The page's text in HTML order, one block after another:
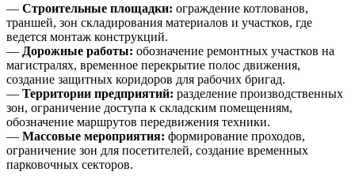
— Строительные площадки: ограждение котлованов,
траншей, зон складирования материалов и участков, где
ведется монтаж конструкций.
— Дорожные работы: обозначение ремонтных участков на
магистралях, временное перекрытие полос движения,
создание защитных коридоров для рабочих бригад.
— Территории предприятий: разделение производственных
зон, ограничение доступа к складским помещениям,
обозначение маршрутов передвижения техники.
— Массовые мероприятия: формирование проходов,
ограничение зон для посетителей, создание временных
парковочных секторов.